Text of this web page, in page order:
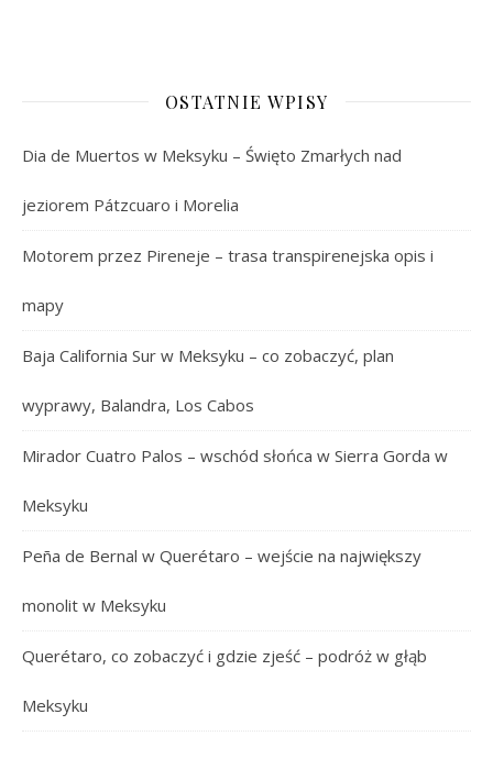
OSTATNIE WPISY
Dia de Muertos w Meksyku – Święto Zmarłych nad
jeziorem Pátzcuaro i Morelia
Motorem przez Pireneje – trasa transpirenejska opis i
mapy
Baja California Sur w Meksyku – co zobaczyć, plan
wyprawy, Balandra, Los Cabos
Mirador Cuatro Palos – wschód słońca w Sierra Gorda w
Meksyku
Peña de Bernal w Querétaro – wejście na największy
monolit w Meksyku
Querétaro, co zobaczyć i gdzie zjeść – podróż w głąb
Meksyku